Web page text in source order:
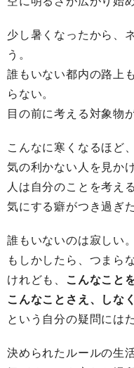
少し暑くなったから、
う。
誰もいない都内の路上
らない。
目の前に考える対象物
こんなに寒くなるほど
気の利かない人を見か
人は自分のことを考え
気にする癖がつき過ぎた
誰もいないのは寂しい。
もしかしたら、つまら
けれども、
こんなこと
こんなことさえ、しな
という自分の疑問には
決められたルールの生